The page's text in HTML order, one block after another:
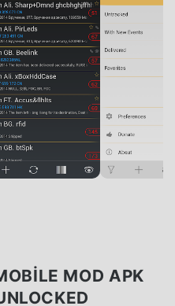
MOD APK